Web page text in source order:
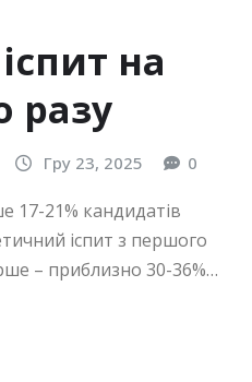
на
разу
Гру 23, 2025 0
17-21% кандидатів
іспит з першого
– приблизно 30-36%…